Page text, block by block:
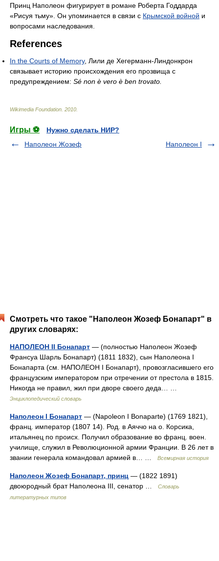
Принц Наполеон фигурирует в романе Роберта Годдарда
«Рисуя тьму». Он упоминается в связи с Крымской войной и
вопросами наследования.
References
In the Courts of Memory, Лили де Хегерманн-Линдонкрон
связывает историю происхождения его прозвища с
предупреждением: Sé non è vero è ben trovato.
Wikimedia Foundation 2010
Игры ⚽
Нужно сделать НИР?
Наполеон Жозеф
Наполеон I
Смотреть что такое "Наполеон Жозеф Бонапарт" в
других словарях:
НАПОЛЕОН II Бонапарт — (полностью Наполеон Жозеф
Франсуа Шарль Бонапарт) (1811 1832), сын Наполеона I
Бонапарта (см. НАПОЛЕОН I Бонапарт), провозгласившего его
французским императором при отречении от престола в 1815.
Никогда не правил, жил при дворе своего деда… …
Энциклопедический словарь
Наполеон I Бонапарт — (Napoleon I Bonaparte) (1769 1821),
франц. император (1807 14). Род. в Аяччо на о. Корсика,
итальянец по происх. Получил образование во франц. воен.
училище, служил в Революционной армии Франции. В 26 лет в
звании генерала командовал армией в… …
Всемирная история
Наполеон Жозеф Бонапарт, принц — (1822 1891)
двоюродный брат Наполеона III, сенатор …
Словарь
литературных типов